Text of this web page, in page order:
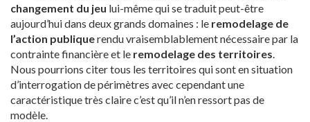
changement du jeu lui-même qui se traduit peut-être
aujourd’hui dans deux grands domaines : le remodelage de
l’action publiquerendu vraisemblablement nécessaire par la
contrainte financière et le remodelage des territoires.
Nous pourrions citer tous les territoires qui sont en situation
d’interrogation de périmètres avec cependant une
caractéristique très claire c’est qu’il n’en ressort pas de
modèle.